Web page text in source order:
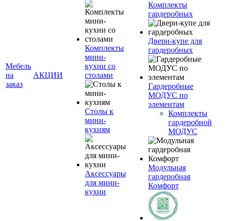
Мебель
на
заказ
АКЦИИ
Комплекты
мини-
кухни со
столами
Столы к
мини-
кухням
Аксессуары
для мини-
кухни
Комплекты
гардеробных
Двери-купе для
гардеробных
Гардеробные
МОДУС по
элементам
Комплекты
гардеробной
МОДУС
Модульная
гардеробная
Комфорт